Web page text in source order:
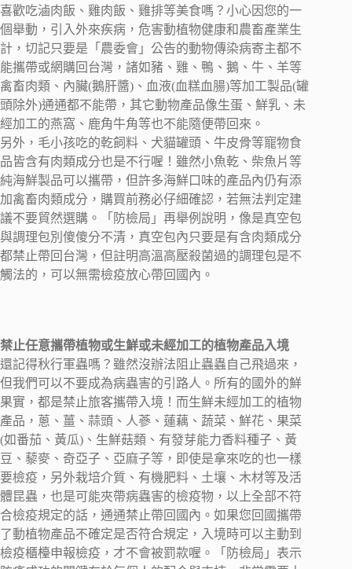
喜歡吃滷肉飯、雞肉飯、雞排等美食嗎？小心因您的一
個舉動，引入外來疾病，危害動植物健康和農畜產業生
計，切記只要是「農委會」公告的動物傳染病寄主都不
能攜帶或網購回台灣，諸如豬、雞、鴨、鵝、牛、羊等
禽畜肉類、內臟(鵝肝醬)、血液(血糕血腸)等加工製品(罐
頭除外)通通都不能帶，其它動物產品像生蛋、鮮乳、未
經加工的燕窩、鹿角牛角等也不能隨便帶回來。
另外，毛小孩吃的乾飼料、犬貓罐頭、牛皮骨等寵物食
品皆含有肉類成分也是不行喔！雖然小魚乾、柴魚片等
純海鮮製品可以攜帶，但許多海鮮口味的產品內仍有添
加禽畜肉類成分，購買前務必仔細確認，若無法判定建
議不要貿然選購。「防檢局」再舉例說明，像是真空包
與調理包別傻傻分不清，真空包內只要是有含肉類成分
都禁止帶回台灣，但註明高溫高壓殺菌過的調理包是不
觸法的，可以無需檢疫放心帶回國內。
禁止任意攜帶植物或生鮮或未經加工的植物產品入境
還記得秋行軍蟲嗎？雖然沒辦法阻止蟲蟲自己飛過來，
但我們可以不要成為病蟲害的引路人。所有的國外的鮮
果實，都是禁止旅客攜帶入境！而生鮮未經加工的植物
產品，蔥、薑、蒜頭、人蔘、蓮藕、蔬菜、鮮花、果菜
(如番茄、黃瓜)、生鮮菇類、有發芽能力香料種子、黃
豆、藜麥、奇亞子、亞麻子等，即使是拿來吃的也一樣
要檢疫，另外栽培介質、有機肥料、土壤、木材等及活
體昆蟲，也是可能夾帶病蟲害的檢疫物，以上全部不符
合檢疫規定的話，通通禁止帶回國內。如果您回國攜帶
了動植物產品不確定是否符合規定，入境時可以主動到
檢疫櫃檯申報檢疫，才不會被罰款喔。「防檢局」表示